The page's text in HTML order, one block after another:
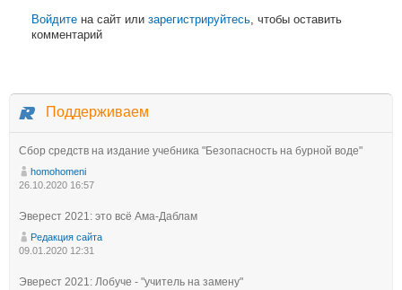
Войдите на сайт или зарегистрируйтесь, чтобы оставить
комментарий
Поддерживаем
Сбор средств на издание учебника "Безопасность на бурной воде"
homohomeni
26.10.2020 16:57
Эверест 2021: это всё Ама-Даблам
Редакция сайта
09.01.2020 12:31
Эверест 2021: Лобуче - "учитель на замену"